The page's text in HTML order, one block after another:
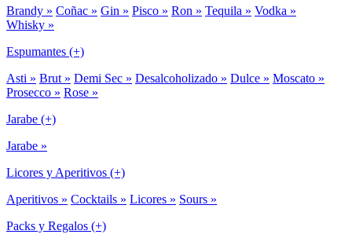
Brandy » Coñac » Gin » Pisco » Ron » Tequila » Vodka »
Whisky »
Espumantes (+)
Asti » Brut » Demi Sec » Desalcoholizado » Dulce » Moscato »
Prosecco » Rose »
Jarabe (+)
Jarabe »
Licores y Aperitivos (+)
Aperitivos » Cocktails » Licores » Sours »
Packs y Regalos (+)